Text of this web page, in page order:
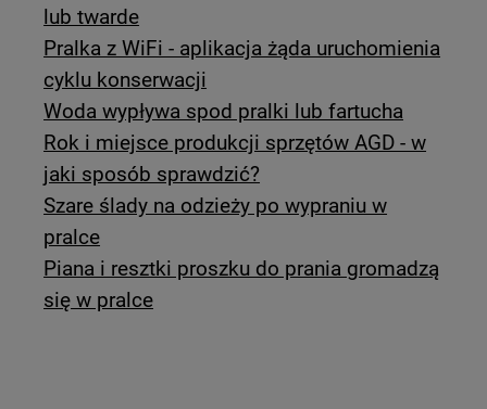
lub twarde
Pralka z WiFi - aplikacja żąda uruchomienia
cyklu konserwacji
Woda wypływa spod pralki lub fartucha
Rok i miejsce produkcji sprzętów AGD - w
jaki sposób sprawdzić?
Szare ślady na odzieży po wypraniu w
pralce
Piana i resztki proszku do prania gromadzą
się w pralce